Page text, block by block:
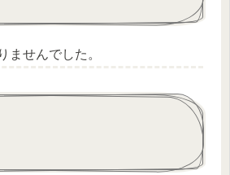
ませんでした。